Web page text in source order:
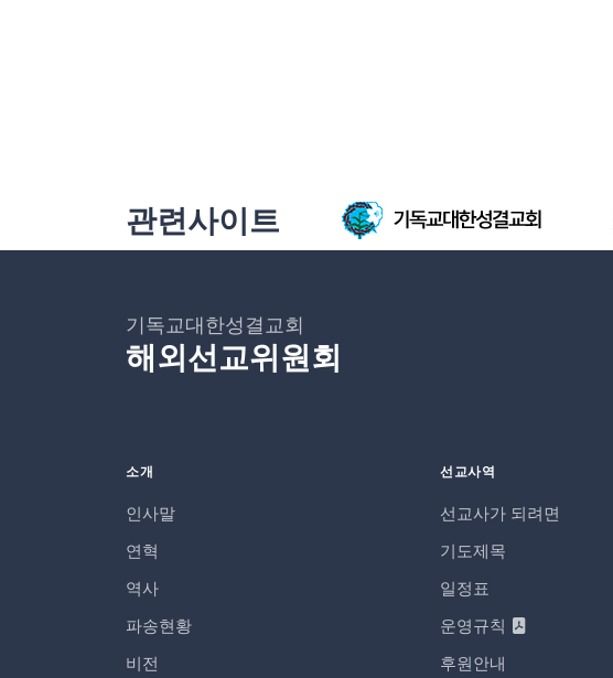
관련사이트
기독교대한성결교회
해외선교위원회
소개
인사말
연혁
역사
파송현황
비전
선교사역
선교사가 되려면
기도제목
일정표
운영규칙
후원안내